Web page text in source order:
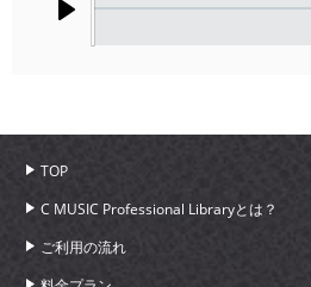
TOP
C MUSIC Professional Libraryとは？
ご利用の流れ